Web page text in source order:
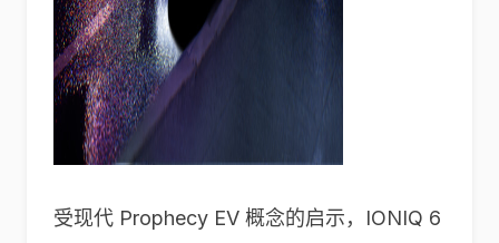
受现代 Prophecy EV 概念的启示，IONIQ 6